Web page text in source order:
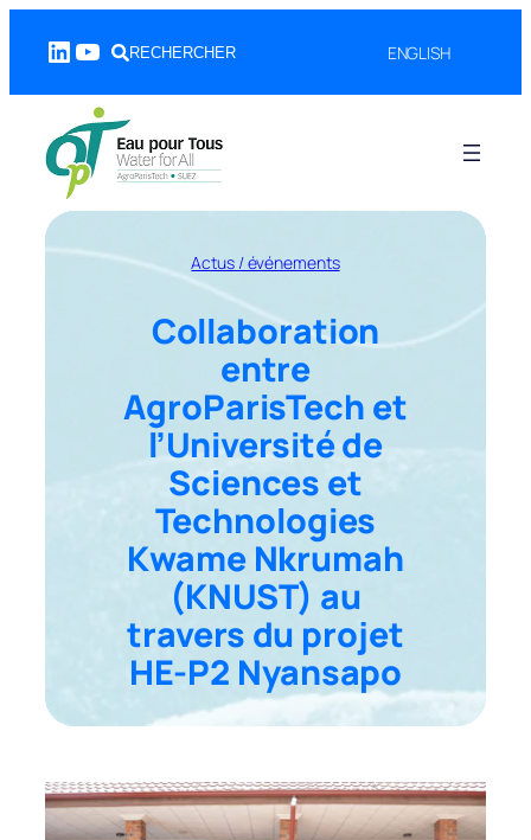
LinkedIn
YouTubeRECHERCHER ENGLISH
Actus / événements
Collaboration
entre
AgroParisTech et
l’Université de
Sciences et
Technologies
Kwame Nkrumah
(KNUST) au
travers du projet
HE-P2 Nyansapo